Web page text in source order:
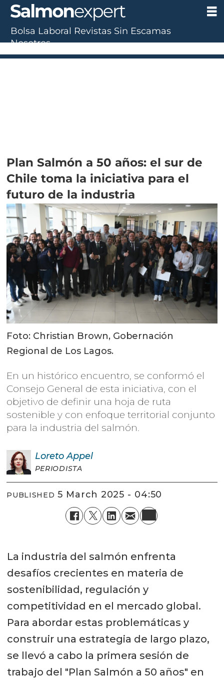
Plan Salmón a 50 años: el sur de
Chile toma la iniciativa para el
futuro de la industria
Foto: Christian Brown, Gobernación
Regional de Los Lagos.
En un histórico encuentro, se conformó el
Consejo General de esta iniciativa, con el
objetivo de definir una hoja de ruta
sostenible y con enfoque territorial conjunto
para la industria del salmón.
Loreto Appel
PERIODISTA
PUBLISHED 5 March 2025 - 04:50
La industria del salmón enfrenta
desafíos crecientes en materia de
sostenibilidad, regulación y
competitividad en el mercado global.
Para abordar estas problemáticas y
construir una estrategia de largo plazo,
se llevó a cabo la primera sesión de
trabajo del "Plan Salmón a 50 años" en
Bolsa Laboral Revistas Sin Escamas
Nosotros